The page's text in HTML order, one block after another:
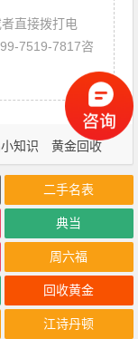
知识 黄金回收
直接拨打电
7519-7817咨
二手名表
典当
周六福
回收黄金
江诗丹顿